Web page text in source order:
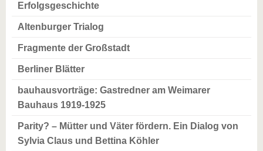
Erfolgsgeschichte
Altenburger Trialog
Fragmente der Großstadt
Berliner Blätter
bauhausvorträge: Gastredner am Weimarer
Bauhaus 1919-1925
Parity? – Mütter und Väter fördern. Ein Dialog von
Sylvia Claus und Bettina Köhler